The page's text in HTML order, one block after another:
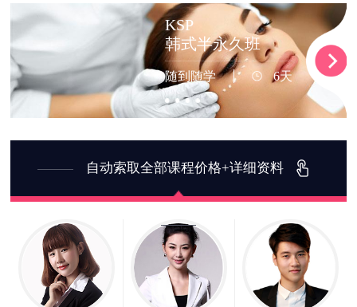
KSP
韩式半永久班
随到随学 6天
自动索取全部课程价格+详细资料